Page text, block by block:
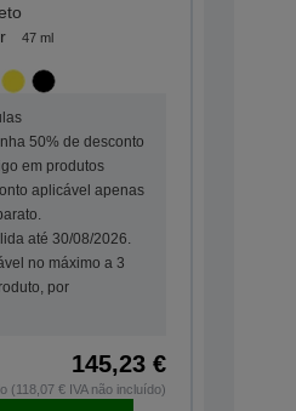
47 ml
50% de desconto
em produtos
aplicável apenas
até 30/08/2026.
no máximo a 3
por
145,23 €
(118,07 € IVA não incluído)